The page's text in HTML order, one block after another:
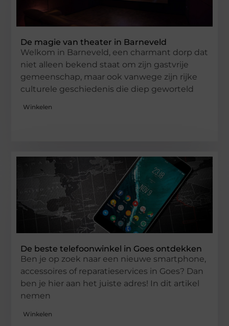
De magie van theater in Barneveld
Welkom in Barneveld, een charmant dorp dat
niet alleen bekend staat om zijn gastvrije
gemeenschap, maar ook vanwege zijn rijke
culturele geschiedenis die diep geworteld
Winkelen
De beste telefoonwinkel in Goes ontdekken
Ben je op zoek naar een nieuwe smartphone,
accessoires of reparatieservices in Goes? Dan
ben je hier aan het juiste adres! In dit artikel
nemen
Winkelen